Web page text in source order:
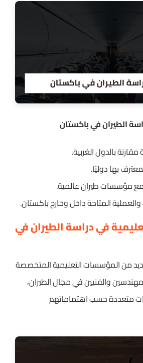
الطيران في باكستان
بالدول الغربية.
بها دوليًا.
مؤسسات طيران عالمية.
والعملية المتاحة داخل وخارج باكستان.
في دراسة الطيران في
من المؤسسات التعليمية المتخصصة
والفنيين في مجال الطيران،
متعددة حسب اهتماماتهم